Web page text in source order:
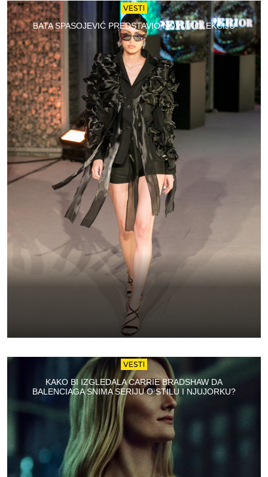
VESTI
BATA SPASOJEVIĆ PREDSTAVIO NOVU KOLEKCIJU
VESTI
KAKO BI IZGLEDALA CARRIE BRADSHAW DA
BALENCIAGA SNIMA SERIJU O STILU I NJUJORKU?